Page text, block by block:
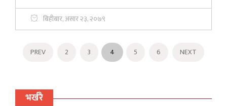
बिहीबार, असार २३, २०७९
PREV 2 3 4 5 6 NEXT
भर्खरै